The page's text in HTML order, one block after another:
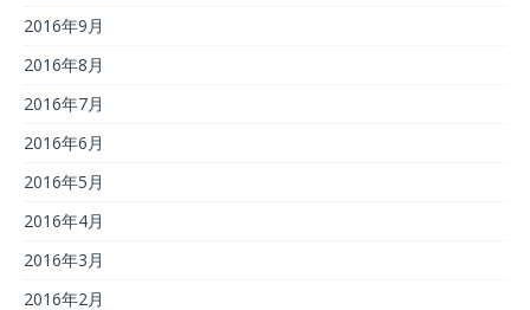
2016年9月
2016年8月
2016年7月
2016年6月
2016年5月
2016年4月
2016年3月
2016年2月